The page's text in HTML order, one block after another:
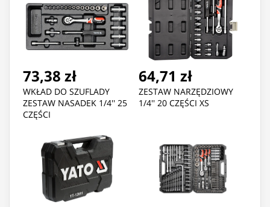
73,38 zł
WKŁAD DO SZUFLADY
ZESTAW NASADEK 1/4'' 25
CZĘŚCI
64,71 zł
ZESTAW NARZĘDZIOWY
1/4'' 20 CZĘŚCI XS